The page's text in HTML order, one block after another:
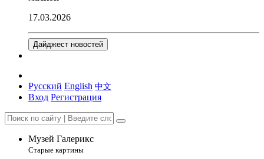
17.03.2026
Дайджест новостей
Русский English 中文
Вход Регистрация
Музей Галерикс
Старые картины